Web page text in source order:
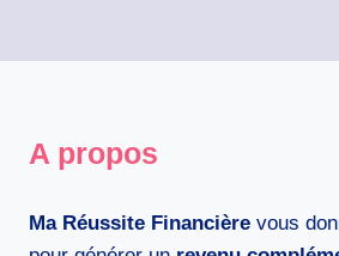
A propos
Ma Réussite Financière vous